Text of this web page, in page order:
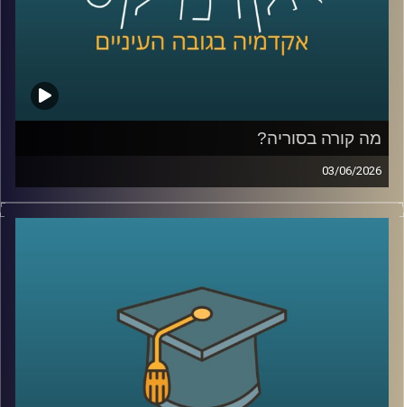
אז מה זה בכלל שוק חיזוי?
למה אנשים התחילו להאמין לפלטפורמות האלה יותר מלסקרים
אירועים עולמיים? והאם יכול להיות שפלטפורמות כאלה כבר
לא רק מנבאות את המציאות, אלא גם מתחילות לעצב אותה?
כדי להבין את העולם הזה, נמצא איתנו היום פרופ’ צחי חייט
מאוניברסיטת רייכמן, שחוקר חוכמת המונים, רשתות חברתיות
ואמינות מידע, ואחד החוקרים הבולטים בישראל בתחום שווקי
החיזוי
מה קורה בסוריה?
03/06/2026
מה בעצם קורה היום בסוריה?
מי שולט שם? מי נלחם במי? איך טורקיה הפכה לשחקן כל כך
נדמה שאחרי יותר מעשור של מלחמה, רוב הישראלים כבר
איבדו את היכולת להבין את התמונה.
אז היום ננסה לעשות סדר ולהבין איך נראה המזרח התיכון
החדש שנבנה ממש מעבר לגבול שלנו.
היום נארח את ד״ר מיכאל ברק, מרצה וחוקר בבית ספר לאודר